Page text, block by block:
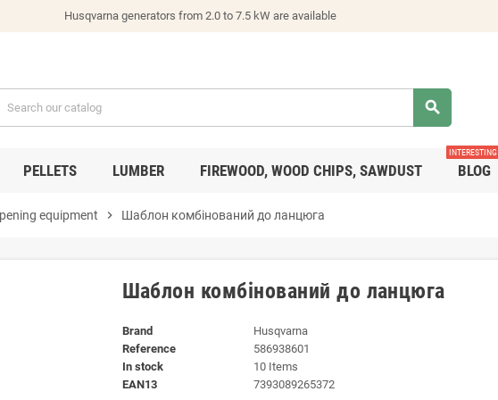
Husqvarna generators from 2.0 to 7.5 kW are available
search
PELLETS LUMBER FIREWOOD, WOOD CHIPS, SAWDUST BLOG
INTERESTING
equipment chevron_right Шаблон комбінований до ланцюга
Шаблон комбінований до ланцюга
Brand
Husqvarna
Reference
586938601
In stock
10 Items
EAN13
7393089265372